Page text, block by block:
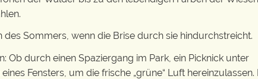
Sommers, wenn die Brise durch sie hindurchstreicht.
Ob durch einen Spaziergang im Park, ein Picknick unter
Fensters, um die frische „grüne“ Luft hereinzulassen.